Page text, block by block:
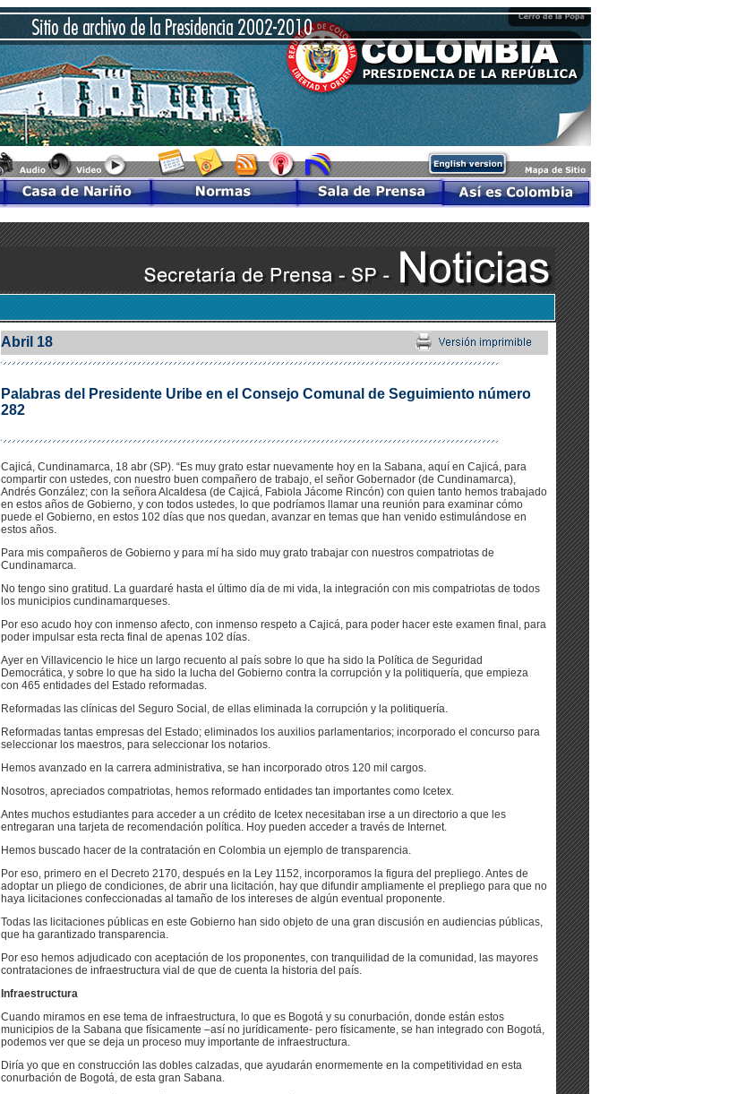
Abril 18
Palabras del Presidente Uribe en el Consejo Comunal de Seguimiento número
282
Cajicá, Cundinamarca, 18 abr (SP). “Es muy grato estar nuevamente hoy en la Sabana, aquí en Cajicá, para
compartir con ustedes, con nuestro buen compañero de trabajo, el señor Gobernador (de Cundinamarca),
Andrés González; con la señora Alcaldesa (de Cajicá, Fabiola Jácome Rincón) con quien tanto hemos trabajado
en estos años de Gobierno, y con todos ustedes, lo que podríamos llamar una reunión para examinar cómo
puede el Gobierno, en estos 102 días que nos quedan, avanzar en temas que han venido estimulándose en
estos años.
Para mis compañeros de Gobierno y para mí ha sido muy grato trabajar con nuestros compatriotas de
Cundinamarca.
No tengo sino gratitud. La guardaré hasta el último día de mi vida, la integración con mis compatriotas de todos
los municipios cundinamarqueses.
Por eso acudo hoy con inmenso afecto, con inmenso respeto a Cajicá, para poder hacer este examen final, para
poder impulsar esta recta final de apenas 102 días.
Ayer en Villavicencio le hice un largo recuento al país sobre lo que ha sido la Política de Seguridad
Democrática, y sobre lo que ha sido la lucha del Gobierno contra la corrupción y la politiquería, que empieza
con 465 entidades del Estado reformadas.
Reformadas las clínicas del Seguro Social, de ellas eliminada la corrupción y la politiquería.
Reformadas tantas empresas del Estado; eliminados los auxilios parlamentarios; incorporado el concurso para
seleccionar los maestros, para seleccionar los notarios.
Hemos avanzado en la carrera administrativa, se han incorporado otros 120 mil cargos.
Nosotros, apreciados compatriotas, hemos reformado entidades tan importantes como Icetex.
Antes muchos estudiantes para acceder a un crédito de Icetex necesitaban irse a un directorio a que les
entregaran una tarjeta de recomendación política. Hoy pueden acceder a través de Internet.
Hemos buscado hacer de la contratación en Colombia un ejemplo de transparencia.
Por eso, primero en el Decreto 2170, después en la Ley 1152, incorporamos la figura del prepliego. Antes de
adoptar un pliego de condiciones, de abrir una licitación, hay que difundir ampliamente el prepliego para que no
haya licitaciones confeccionadas al tamaño de los intereses de algún eventual proponente.
Todas las licitaciones públicas en este Gobierno han sido objeto de una gran discusión en audiencias públicas,
que ha garantizado transparencia.
Por eso hemos adjudicado con aceptación de los proponentes, con tranquilidad de la comunidad, las mayores
contrataciones de infraestructura vial de que de cuenta la historia del país.
Infraestructura
Cuando miramos en ese tema de infraestructura, lo que es Bogotá y su conurbación, donde están estos
municipios de la Sabana que físicamente –así no jurídicamente- pero físicamente, se han integrado con Bogotá,
podemos ver que se deja un proceso muy importante de infraestructura.
Diría yo que en construcción las dobles calzadas, que ayudarán enormemente en la competitividad en esta
conurbación de Bogotá, de esta gran Sabana.